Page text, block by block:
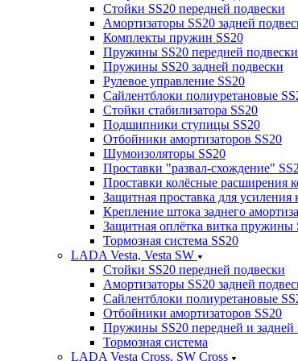
Стойки SS20 передней подвески
Амортизаторы SS20 задней
Комплекты пружин SS20
Пружины SS20 передней подвески
Пружины SS20 задней подвески
Рулевое управление SS20
Сайлентблоки полиуретановые
Стойки стабилизатора SS20
Подшипники ступицы SS20
Отбойники амортизаторов SS20
Шумоизоляторы SS20
Проставки "развал-схождение"
Проставки колёсные расширения
Защитная проставка для усиления
Крепление штока заднего
Защитная оплётка витка пружины
Тормозная система SS20
LADA Vesta, Vesta SW
Стойки SS20 передней подвески
Амортизаторы SS20 задней
Сайлентблоки полиуретановые
Отбойники амортизаторов SS20
Пружины SS20 передней и задней
Тормозная система
LADA Vesta Cross, SW Cross